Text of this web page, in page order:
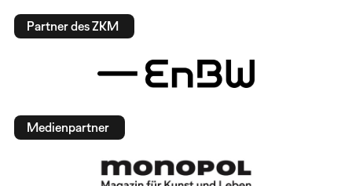
Partner des ZKM
Medienpartner